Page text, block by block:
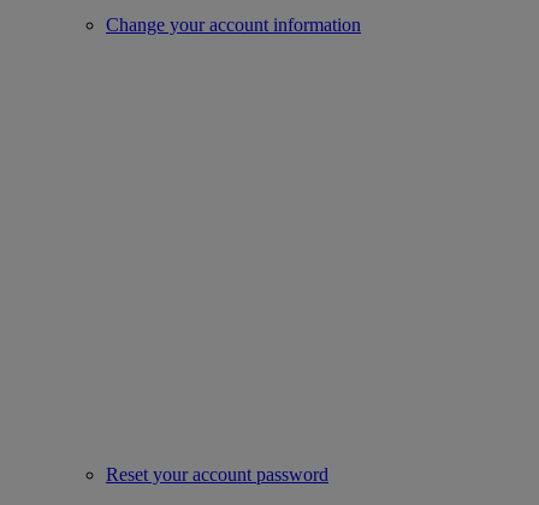
Change your account information
Reset your account password